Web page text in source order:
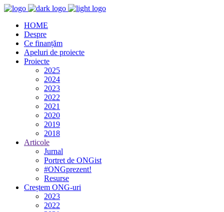
HOME
Despre
Ce finanțăm
Apeluri de proiecte
Proiecte
2025
2024
2023
2022
2021
2020
2019
2018
Articole
Jurnal
Portret de ONGist
#ONGprezent!
Resurse
Creștem ONG-uri
2023
2022